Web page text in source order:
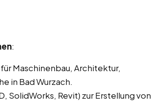
:
Maschinenbau, Architektur,
in Bad Wurzach.
SolidWorks, Revit) zur Erstellung von